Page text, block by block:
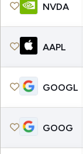
NVDA
AAPL
GOOGL
GOOG